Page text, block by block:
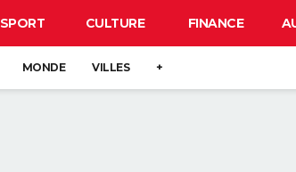
SPORT CULTURE FINANCE
MONDE VILLES +